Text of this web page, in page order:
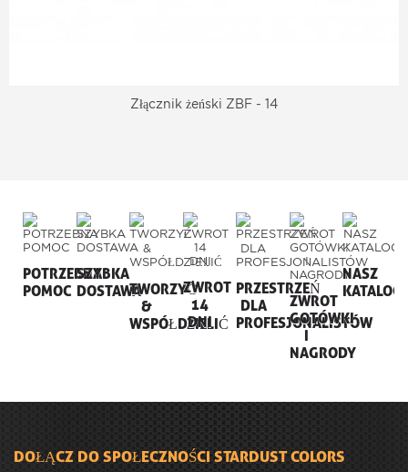
Złącznik żeński ZBF - 14
POTRZEBNA
POMOC
SZYBKA
DOSTAWATWORZYĆ
&
WSPÓŁDZIELIĆ
ZWROT
14
DNI
PRZESTRZEŃ
DLA
PROFESJONALISTÓW
ZWROT
GOTÓWKI
I
NAGRODY
NASZ
KATALOG
DOŁĄCZ DO SPOŁECZNOŚCI STARDUST COLORS